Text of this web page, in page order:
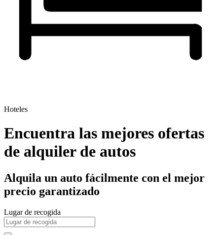
Hoteles
Encuentra las mejores ofertas
de alquiler de autos
Alquila un auto fácilmente con el mejor
precio garantizado
Lugar de recogida